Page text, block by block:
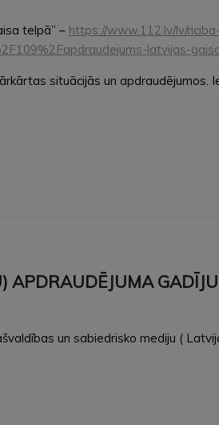
telpā” – https://www.112.lv/lv/
latvijas-
situācijās un apdraudējumos.
APDRAUDĒJUMA
un sabiedrisko mediju (